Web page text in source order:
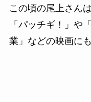
この頃の尾上さん
「パッチギ！」や
業」などの映画に